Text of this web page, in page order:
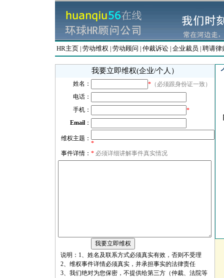
HR主页 劳动维权 劳动顾问 仲裁诉讼 企业裁员 聘请律
我要立即维权(企业/个人）
姓名： *（必须跟身份证一致）
电话：
手机：
*
Email：
维权主题：
*
事件详情： * 必须详细讲解事件真实情况
说明：1、姓名及联系方式必须真实有效，否则不受理
2、维权事件详情必须真实，并承担事实的法律责任
3、我们绝对为您保密，不提供给第三方（仲裁、法院等